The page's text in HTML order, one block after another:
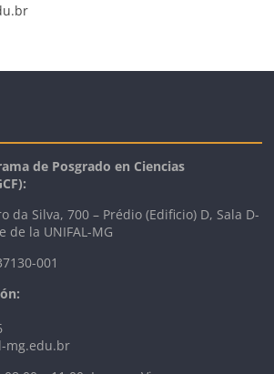
de Posgrado en Ciencias
da Silva, 700 – Prédio (Edificio) D, Sala D-
de la UNIFAL-MG
001
mg.edu.br